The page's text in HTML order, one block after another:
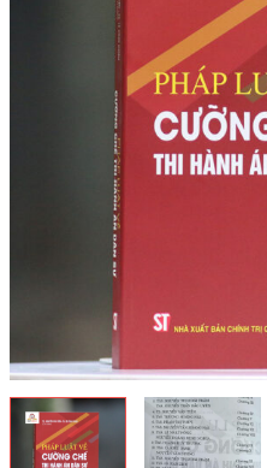
hành
án
dân
sự
số
lượng